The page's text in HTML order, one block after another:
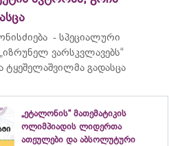
- სპეციალური
ვარსკვლავებს“
გადასცა
„ეტალონის“ მათემატიკის
ოლიმპიადის ლიდერთა
ათეულები და აბსოლუტური